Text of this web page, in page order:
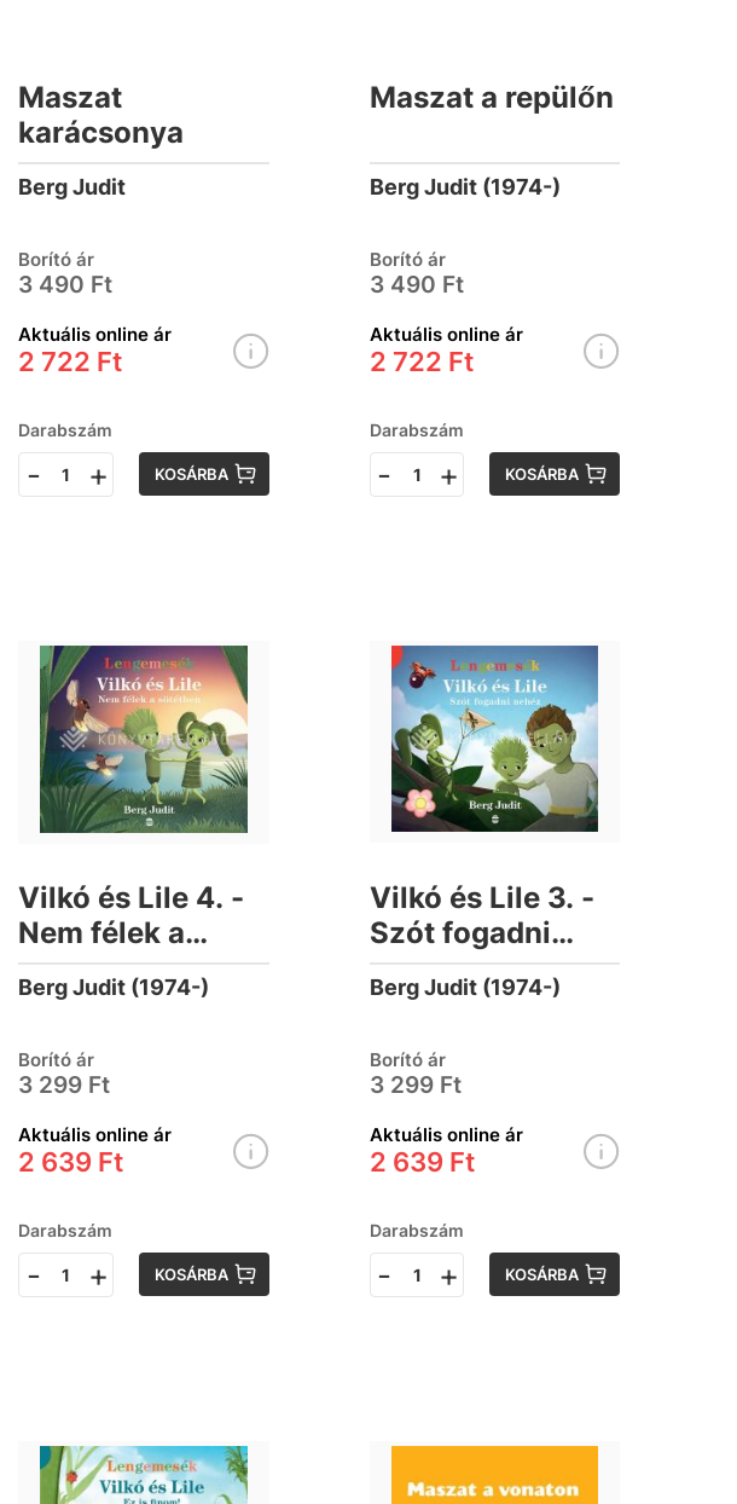
Maszat
karácsonya
Berg Judit
Borító ár
3 490 Ft
Aktuális online ár
2 722 Ft
Darabszám
- + KOSÁRBA
Maszat a repülőn
Berg Judit (1974-)
Borító ár
3 490 Ft
Aktuális online ár
2 722 Ft
Darabszám
- + KOSÁRBA
Vilkó és Lile 4. -
Nem félek a
sötétben
Berg Judit (1974-)
Borító ár
3 299 Ft
Aktuális online ár
2 639 Ft
Darabszám
- + KOSÁRBA
Vilkó és Lile 3. -
Szót fogadni
nehéz
Berg Judit (1974-)
Borító ár
3 299 Ft
Aktuális online ár
2 639 Ft
Darabszám
- + KOSÁRBA